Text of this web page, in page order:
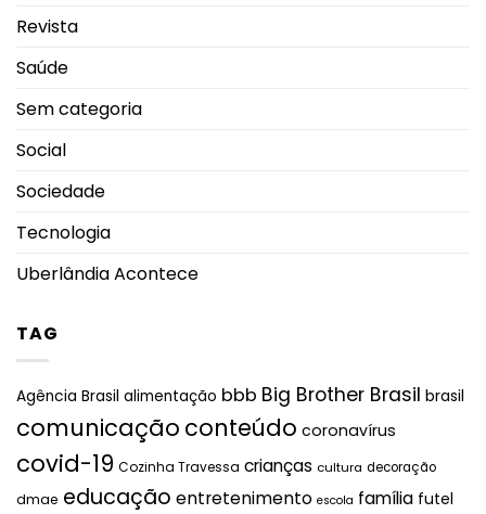
Revista
Saúde
Sem categoria
Social
Sociedade
Tecnologia
Uberlândia Acontece
TAG
Agência Brasil alimentação bbb Big Brother Brasil brasil
comunicação conteúdo coronavírus
covid-19 Cozinha Travessa crianças cultura decoração
dmae educação entretenimento escola família futel